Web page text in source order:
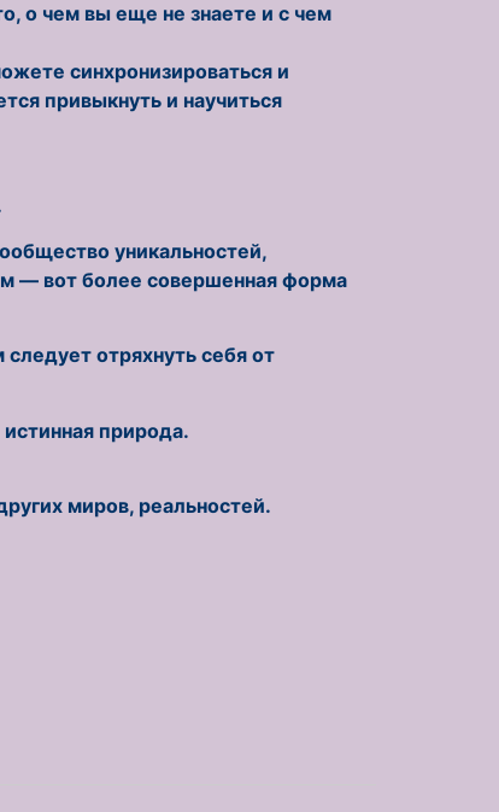
о чем вы еще не знаете и с чем
синхронизироваться и
привыкнуть и научиться
уникальностей,
— вот более совершенная форма
отряхнуть себя от
природа.
миров, реальностей.